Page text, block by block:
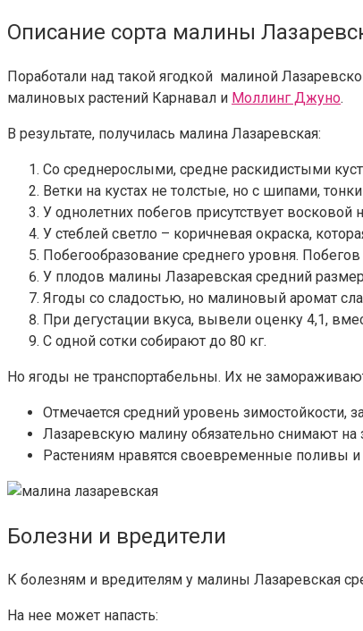
Описание сорта малины
Поработали над такой ягодкой малиной
малиновых растений Карнавал и Моллинг Джуно.
В результате, получилась малина Лазаревская:
Со среднерослыми, средне раскидистыми
Ветки на кустах не толстые, но с шипами,
У однолетних побегов присутствует восковой
У стеблей светло – коричневая окраска,
Побегообразование среднего уровня.
У плодов малины Лазаревская средний размер
Ягоды со сладостью, но малиновый аромат
При дегустации вкуса, вывели оценку 4,1,
С одной сотки собирают до 80 кг.
Но ягоды не транспортабельны. Их не
Отмечается средний уровень зимостойкости,
Лазаревскую малину обязательно снимают
Растениям нравятся своевременные поливы
Болезни и вредители
К болезням и вредителям у малины Лазаревская
На нее может напасть: